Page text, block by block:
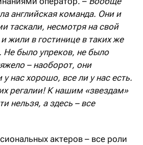
английская команда. Они и
таскали, несмотря на свой
жили в гостинице в таких же
Не было упреков, не было
– наоборот, они
нас хорошо, все ли у нас есть.
регалии! К нашим «звездам»
нельзя, а здесь – все
актеров – все роли